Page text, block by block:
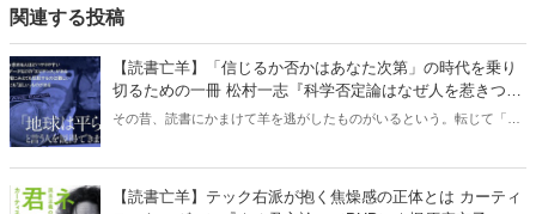
関連する投稿
【読書亡羊】「信じるか否かはあなた次第」の時代を乗り
切るための一冊 松村一志『科学否定論はなぜ人を惹きつけ
るのか』（ちくま新書）｜梶原麻衣子
その昔、読書にかまけて羊を逃がしたものがいるという。転じて「読
ある。元月刊『Hanada』編集部員のライター・梶原がお送りする時事
書評！
【読書亡羊】テック右派が抱く焦燥感の正体とは カーティ